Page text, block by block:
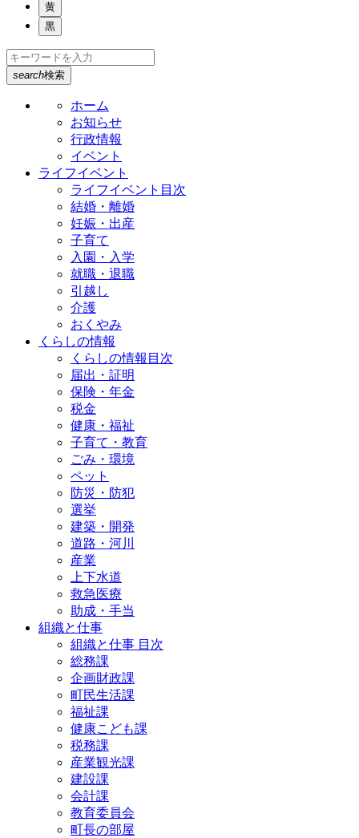
黄
黒
search検索
ホーム
お知らせ
行政情報
イベント
ライフイベント
ライフイベント目次
結婚・離婚
妊娠・出産
子育て
入園・入学
就職・退職
引越し
介護
おくやみ
くらしの情報
くらしの情報目次
届出・証明
保険・年金
税金
健康・福祉
子育て・教育
ごみ・環境
ペット
防災・防犯
選挙
建築・開発
道路・河川
産業
上下水道
救急医療
助成・手当
組織と仕事
組織と仕事 目次
総務課
企画財政課
町民生活課
福祉課
健康こども課
税務課
産業観光課
建設課
会計課
教育委員会
町長の部屋